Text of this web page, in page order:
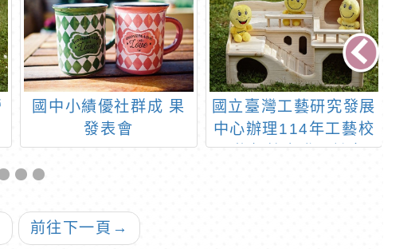
國中小績優社群成 果
發表會
國立臺灣工藝研究發展
中心辦理114年工藝校
園扎根教案發展計畫-
前往下一頁 →